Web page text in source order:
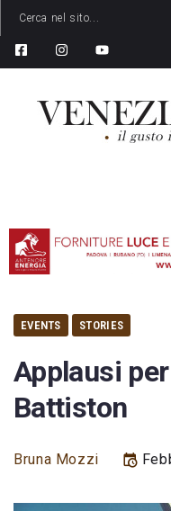
EVENTS STORIES
Applausi
Battiston
Bruna Mozzi